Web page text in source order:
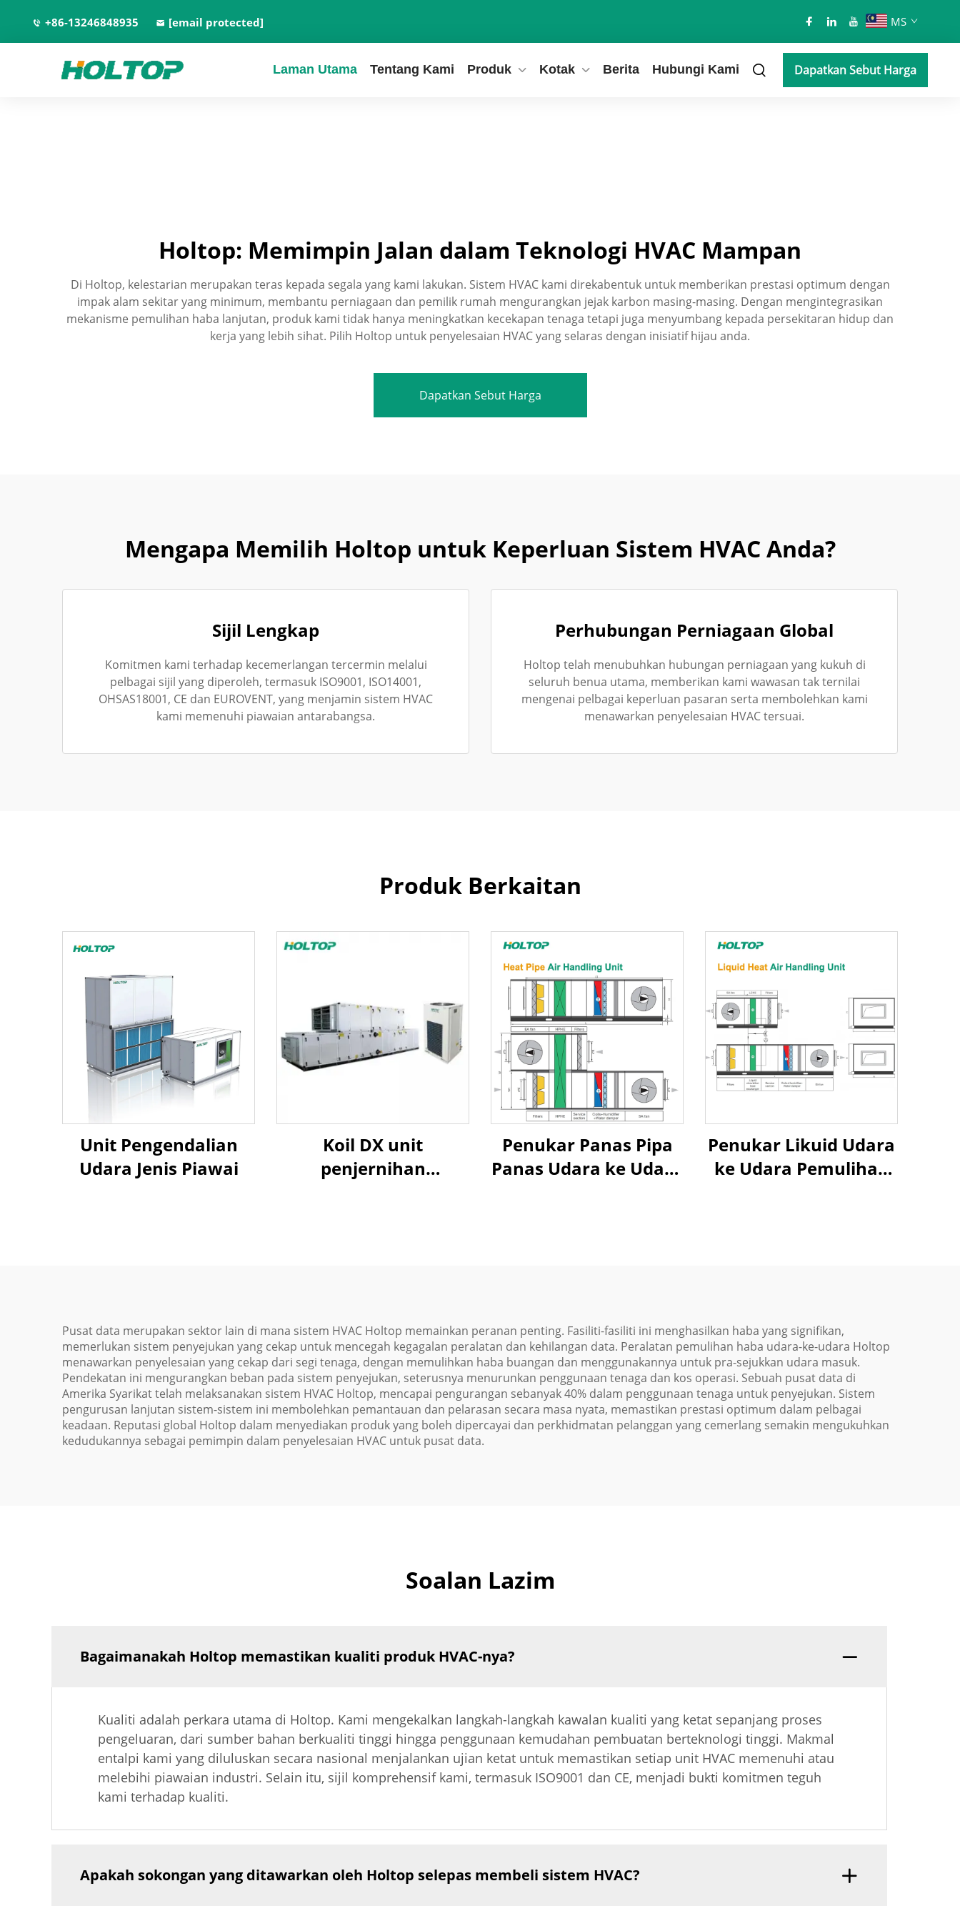
+86-13246848935 [email protected] MS
Laman Utama Tentang Kami Produk Kotak Berita Hubungi Kami Dapatkan Sebut Harga
Holtop: Memimpin Jalan dalam Teknologi HVAC Mampan
Di Holtop, kelestarian merupakan teras kepada segala yang kami lakukan. Sistem HVAC kami direkabentuk untuk memberikan prestasi optimum dengan
impak alam sekitar yang minimum, membantu perniagaan dan pemilik rumah mengurangkan jejak karbon masing-masing. Dengan mengintegrasikan
mekanisme pemulihan haba lanjutan, produk kami tidak hanya meningkatkan kecekapan tenaga tetapi juga menyumbang kepada persekitaran hidup dan
kerja yang lebih sihat. Pilih Holtop untuk penyelesaian HVAC yang selaras dengan inisiatif hijau anda.
Dapatkan Sebut Harga
Mengapa Memilih Holtop untuk Keperluan Sistem HVAC Anda?
Sijil Lengkap
Komitmen kami terhadap kecemerlangan tercermin melalui
pelbagai sijil yang diperoleh, termasuk ISO9001, ISO14001,
OHSAS18001, CE dan EUROVENT, yang menjamin sistem HVAC
kami memenuhi piawaian antarabangsa.
Perhubungan Perniagaan Global
Holtop telah menubuhkan hubungan perniagaan yang kukuh di
seluruh benua utama, memberikan kami wawasan tak ternilai
mengenai pelbagai keperluan pasaran serta membolehkan kami
menawarkan penyelesaian HVAC tersuai.
Produk Berkaitan
Unit Pengendalian
Udara Jenis Piawai
Koil DX unit
penjernihan
Penukar Panas Pipa
Panas Udara ke Udara
Penukar Likuid Udara
ke Udara Pemulihan
Pusat data merupakan sektor lain di mana sistem HVAC Holtop memainkan peranan penting. Fasiliti-fasiliti ini menghasilkan haba yang signifikan,
memerlukan sistem penyejukan yang cekap untuk mencegah kegagalan peralatan dan kehilangan data. Peralatan pemulihan haba udara-ke-udara Holtop
menawarkan penyelesaian yang cekap dari segi tenaga, dengan memulihkan haba buangan dan menggunakannya untuk pra-sejukkan udara masuk.
Pendekatan ini mengurangkan beban pada sistem penyejukan, seterusnya menurunkan penggunaan tenaga dan kos operasi. Sebuah pusat data di
Amerika Syarikat telah melaksanakan sistem HVAC Holtop, mencapai pengurangan sebanyak 40% dalam penggunaan tenaga untuk penyejukan. Sistem
pengurusan lanjutan sistem-sistem ini membolehkan pemantauan dan pelarasan secara masa nyata, memastikan prestasi optimum dalam pelbagai
keadaan. Reputasi global Holtop dalam menyediakan produk yang boleh dipercayai dan perkhidmatan pelanggan yang cemerlang semakin mengukuhkan
kedudukannya sebagai pemimpin dalam penyelesaian HVAC untuk pusat data.
Soalan Lazim
Bagaimanakah Holtop memastikan kualiti produk HVAC-nya?
Kualiti adalah perkara utama di Holtop. Kami mengekalkan langkah-langkah kawalan kualiti yang ketat sepanjang proses
pengeluaran, dari sumber bahan berkualiti tinggi hingga penggunaan kemudahan pembuatan berteknologi tinggi. Makmal
entalpi kami yang diluluskan secara nasional menjalankan ujian ketat untuk memastikan setiap unit HVAC memenuhi atau
melebihi piawaian industri. Selain itu, sijil komprehensif kami, termasuk ISO9001 dan CE, menjadi bukti komitmen teguh
kami terhadap kualiti.
Apakah sokongan yang ditawarkan oleh Holtop selepas membeli sistem HVAC?